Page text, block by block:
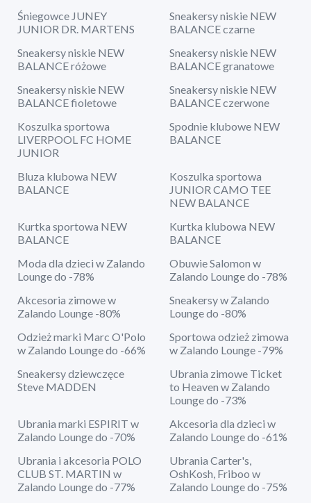
Śniegowce JUNEY
JUNIOR DR. MARTENS
Sneakersy niskie NEW
BALANCE czarne
Sneakersy niskie NEW
BALANCE różowe
Sneakersy niskie NEW
BALANCE granatowe
Sneakersy niskie NEW
BALANCE fioletowe
Sneakersy niskie NEW
BALANCE czerwone
Koszulka sportowa
LIVERPOOL FC HOME
JUNIOR
Spodnie klubowe NEW
BALANCE
Bluza klubowa NEW
BALANCE
Koszulka sportowa
JUNIOR CAMO TEE
NEW BALANCE
Kurtka sportowa NEW
BALANCE
Kurtka klubowa NEW
BALANCE
Moda dla dzieci w Zalando
Lounge do -78%
Obuwie Salomon w
Zalando Lounge do -78%
Akcesoria zimowe w
Zalando Lounge -80%
Sneakersy w Zalando
Lounge do -80%
Odzież marki Marc O'Polo
w Zalando Lounge do -66%
Sportowa odzież zimowa
w Zalando Lounge -79%
Sneakersy dziewczęce
Steve MADDEN
Ubrania zimowe Ticket
to Heaven w Zalando
Lounge do -73%
Ubrania marki ESPIRIT w
Zalando Lounge do -70%
Akcesoria dla dzieci w
Zalando Lounge do -61%
Ubrania i akcesoria POLO
CLUB ST. MARTIN w
Zalando Lounge do -77%
Ubrania Carter's,
OshKosh, Friboo w
Zalando Lounge do -75%